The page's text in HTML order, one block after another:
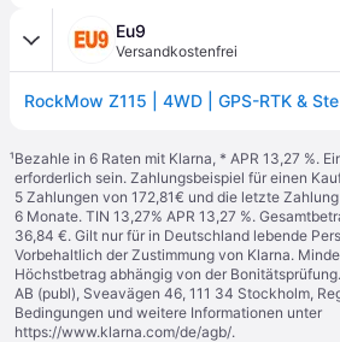
Eu9
Versandkostenfrei
¹Bezahle in 6 Raten mit Klarna, * APR 13,27 %.
erforderlich sein. Zahlungsbeispiel für einen
5 Zahlungen von 172,81€ und die letzte
6 Monate. TIN 13,27% APR 13,27 %.
36,84 €. Gilt nur für in Deutschland lebende
Vorbehaltlich der Zustimmung von Klarna.
Höchstbetrag abhängig von der
AB (publ), Sveavägen 46, 111 34 Stockholm,
Bedingungen und weitere Informationen unter
https://www.klarna.com/de/agb/.